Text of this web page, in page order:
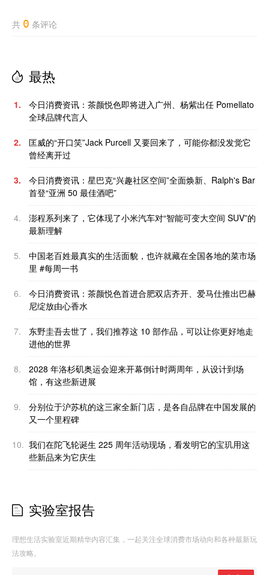
共 0 条评论
最热
1.
今日消费资讯：茶颜悦色即将进入广州、杨紫出任 Pomellato
全球品牌代言人
2.
匡威的“开口笑”Jack Purcell 又要回来了，可能你都没发觉它
曾经离开过
3.
今日消费资讯：星巴克“兴趣社区空间”全面焕新、Ralph's Bar
首登“亚洲 50 最佳酒吧”
4.
澎程系列来了，它体现了小米汽车对“智能可变大空间 SUV”的
最新理解
5.
中国老百姓最真实的生活面貌，也许就藏在全国各地的菜市场
里 #每周一书
6.
今日消费资讯：茶颜悦色首进合肥双店齐开、爱马仕推出巴赫
尼绽放由心香水
7.
东野圭吾去世了，我们推荐这 10 部作品，可以让你更好地走
进他的世界
8.
2028 年洛杉矶奥运会迎来开幕倒计时两周年，从设计到场
馆，有这些新进展
9.
分别位于沪苏杭的这三家全新门店，是各自品牌在中国发展的
又一个里程碑
10. 我们在陀飞轮诞生 225 周年活动现场，看发明它的宝玑用这
些新品来为它庆生
实验室报告
理想生活实验室近期精华内容汇集，一起关注全球消费市场动向和各种最新玩
法攻略。